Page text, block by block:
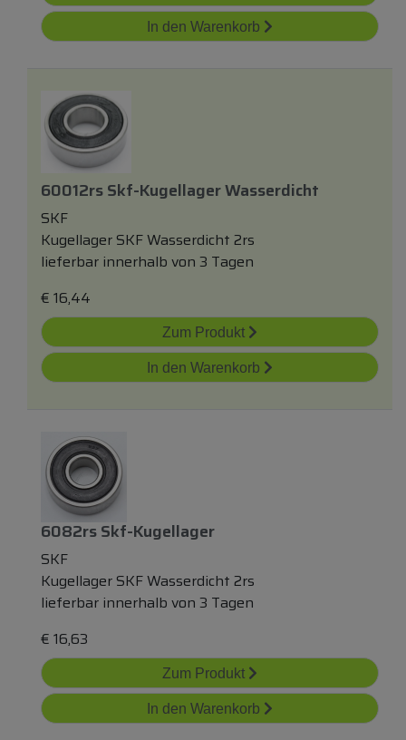
In den Warenkorb
60012rs Skf-Kugellager Wasserdicht
SKF
Kugellager SKF Wasserdicht 2rs
lieferbar innerhalb von 3 Tagen
€ 16,44
Zum Produkt
In den Warenkorb
6082rs Skf-Kugellager
SKF
Kugellager SKF Wasserdicht 2rs
lieferbar innerhalb von 3 Tagen
€ 16,63
Zum Produkt
In den Warenkorb